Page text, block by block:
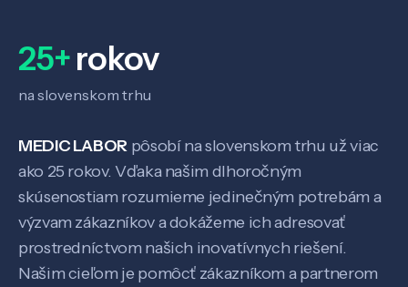
Veda a výskum
Pôsobenie
25+rokov
na slovenskom trhu
MEDIC LABOR pôsobí na slovenskom trhu už viac
ako 25 rokov. Vďaka našim dlhoročným
skúsenostiam rozumieme jedinečným potrebám a
výzvam zákazníkov a dokážeme ich adresovať
prostredníctvom našich inovatívnych riešení.
Našim cieľom je pomôcť zákazníkom a partnerom